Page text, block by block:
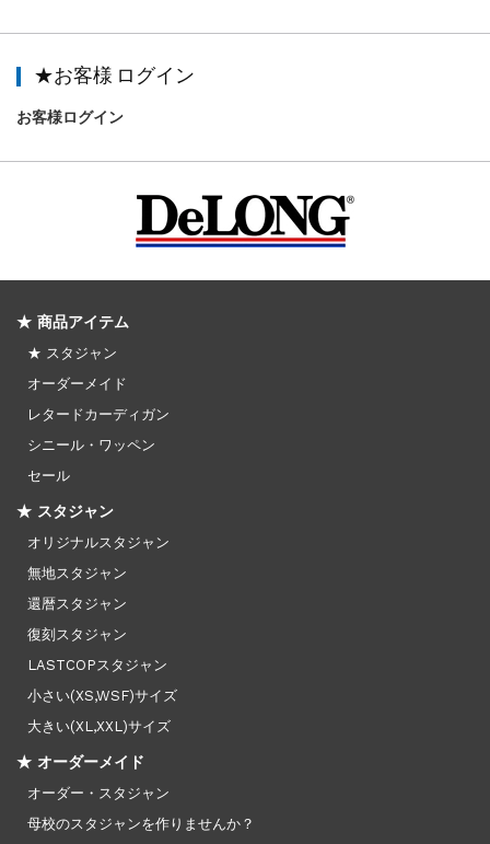
★お客様 ログイン
お客様ログイン
★ 商品アイテム
★ スタジャン
オーダーメイド
レタードカーディガン
シニール・ワッペン
セール
★ スタジャン
オリジナルスタジャン
無地スタジャン
還暦スタジャン
復刻スタジャン
LASTCOPスタジャン
小さい(XS,WSF)サイズ
大きい(XL,XXL)サイズ
★ オーダーメイド
オーダー・スタジャン
母校のスタジャンを作りませんか？